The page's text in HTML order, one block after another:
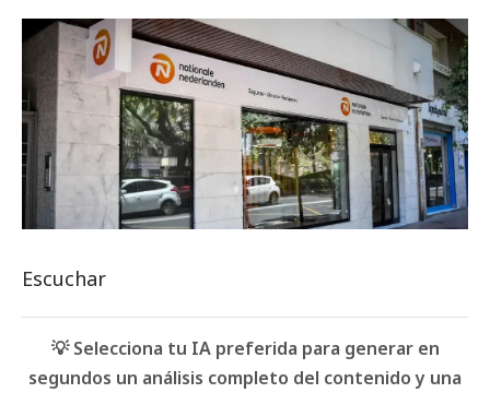
Escuchar
💡 Selecciona tu IA preferida para generar en
segundos un análisis completo del contenido y una